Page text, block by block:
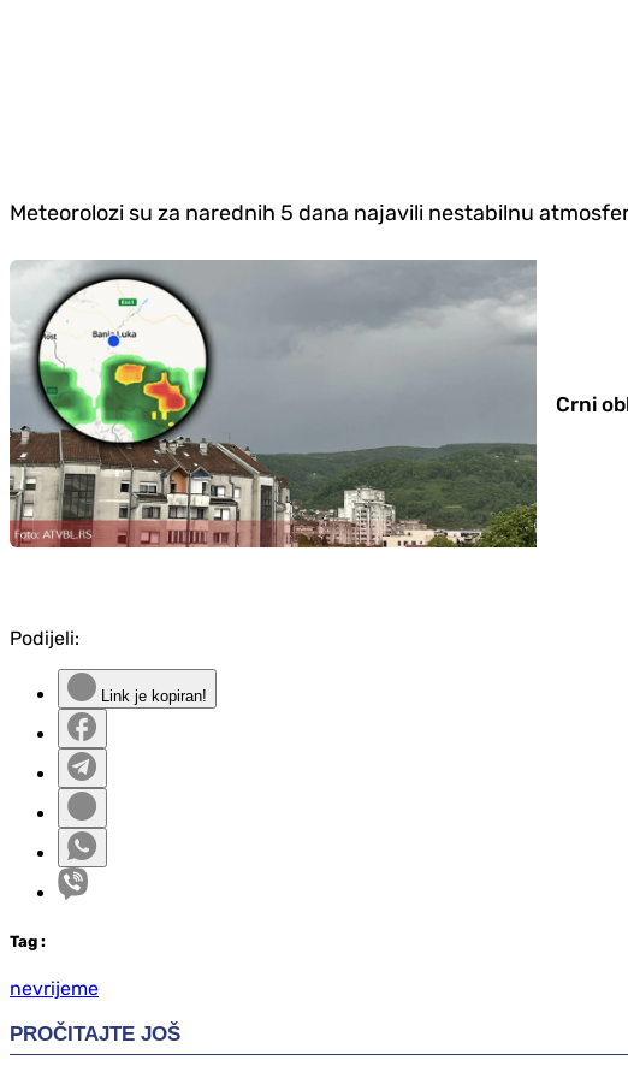
Meteorolozi su za narednih 5 dana najavili nestabilnu
Crni
Podijeli:
Link je kopiran!
Tag :
nevrijeme